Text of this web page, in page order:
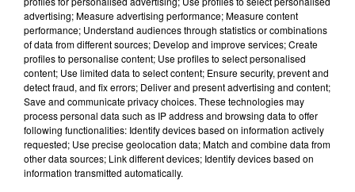
Lecture (2 min 15 sec)
100%
100% Radio les infos du grand Toulouse
advertising; Measure advertising performance; Measure content
performance; Understand audiences through statistics or combinations
of data from different sources; Develop and improve services; Create
profiles to personalise content; Use profiles to select personalised
content; Use limited data to select content; Ensure security, prevent and
detect fraud, and fix errors; Deliver and present advertising and content;
Save and communicate privacy choices. These technologies may
process personal data such as IP address and browsing data to offer
following functionalities: Identify devices based on information actively
requested; Use precise geolocation data; Match and combine data from
other data sources; Link different devices; Identify devices based on
information transmitted automatically.